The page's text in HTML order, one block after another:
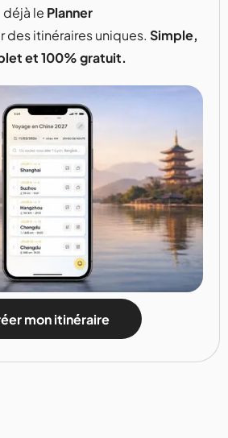
déjà le Planner
des itinéraires uniques. Simple,
et 100% gratuit.
mon itinéraire